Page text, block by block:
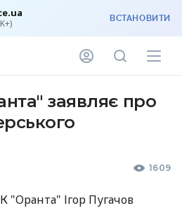
ВСТАНОВИТИ
заявляє про
1609
"Оранта" Ігор Пугачов